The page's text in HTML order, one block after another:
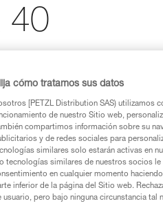
40
diseñados para una
de los productos utilizados
la información de la ficha
formación y un
cómo tratamos sus datos
[PETZL Distribution SAS) utilizamos
de nuestro Sitio web,
compartimos información sobre su
y de redes sociales para
similares solo estarán activas en
tecnologías similares de nuestros socios le
en cualquier momento
inferior de la página del Sitio web.
usuario, pero bajo ninguna circunstancia tal